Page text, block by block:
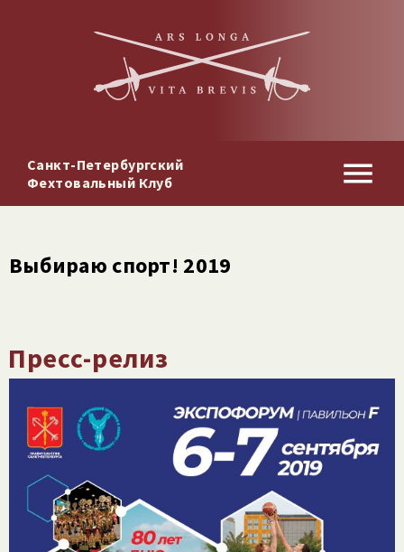
Санкт-Петербургский
Фехтовальный Клуб
Выбираю спорт! 2019
Пресс-релиз